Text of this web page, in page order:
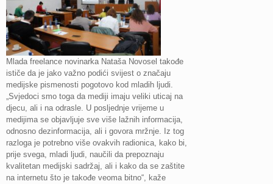
Mlada freelance novinarka Nataša Novosel takođe
ističe da je jako važno podići svijest o značaju
medijske pismenosti pogotovo kod mladih ljudi.
„Svjedoci smo toga da mediji imaju veliki uticaj na
djecu, ali i na odrasle. U posljednje vrijeme u
medijima se objavljuje sve više lažnih informacija,
odnosno dezinformacija, ali i govora mržnje. Iz tog
razloga je potrebno više ovakvih radionica, kako bi,
prije svega, mladi ljudi, naučili da prepoznaju
kvalitetan medijski sadržaj, ali i kako da se zaštite
na internetu što je takođe veoma bitno“, kaže